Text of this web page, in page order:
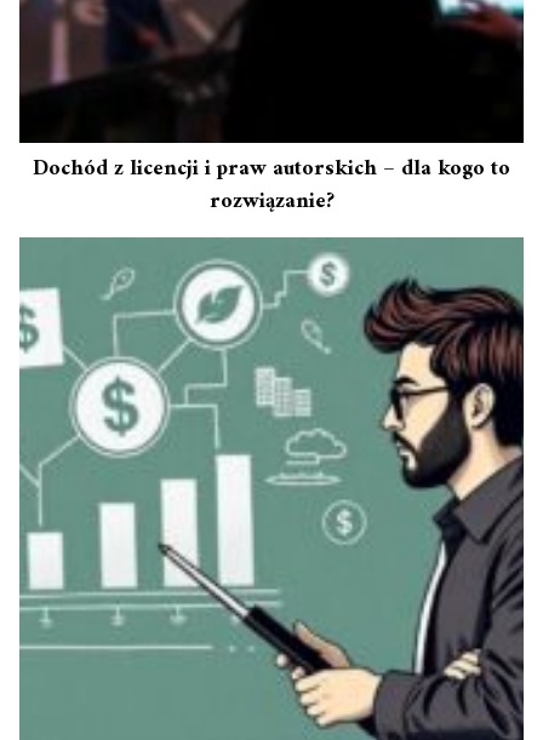
Dochód z licencji i praw autorskich – dla kogo to
rozwiązanie?